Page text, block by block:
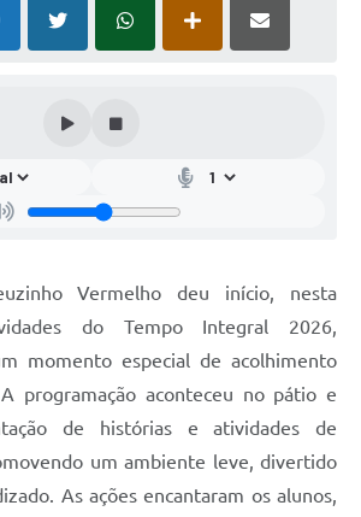
Vermelho deu início, nesta
do Tempo Integral 2026,
momento especial de acolhimento
programação aconteceu no pátio e
de histórias e atividades de
um ambiente leve, divertido
As ações encantaram os alunos,